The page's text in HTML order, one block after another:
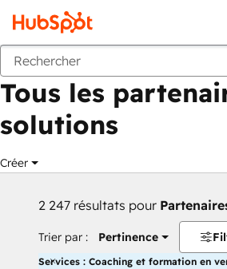
Retour
Tous les
solutions
Créer
2 247 résultats pour
Trier par : Pertinence
Services : Coaching et formation en